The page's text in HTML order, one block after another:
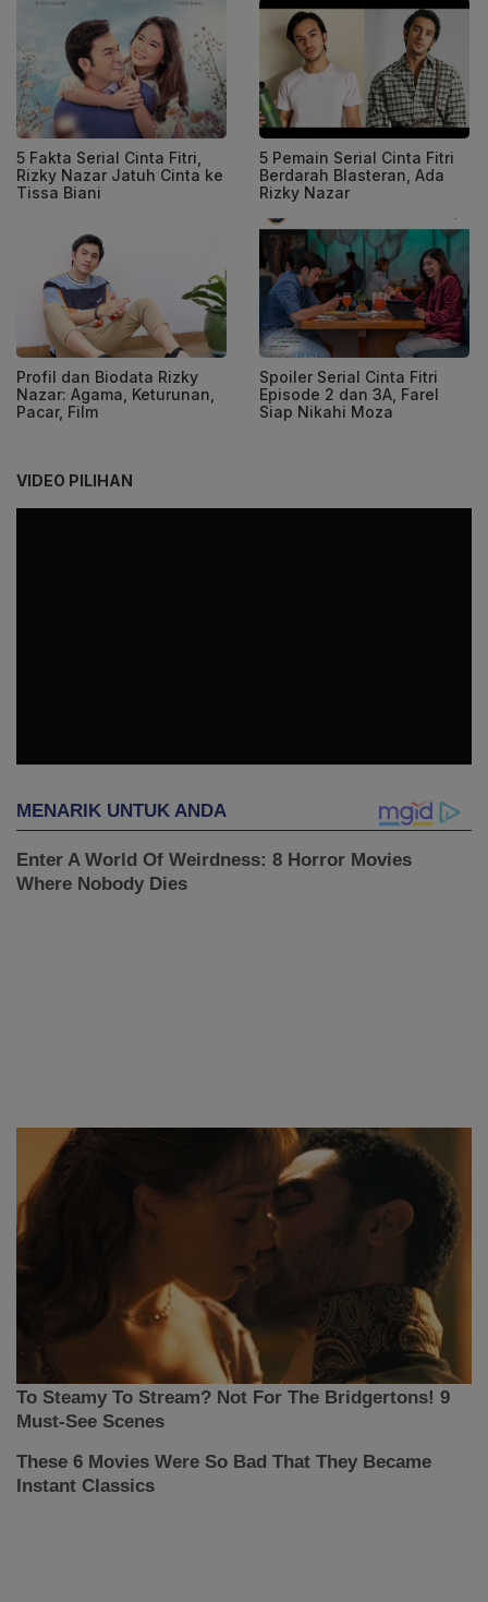
5 Fakta Serial Cinta Fitri,
Rizky Nazar Jatuh Cinta ke
Tissa Biani
5 Pemain Serial Cinta Fitri
Berdarah Blasteran, Ada
Rizky Nazar
Profil dan Biodata Rizky
Nazar: Agama, Keturunan,
Pacar, Film
Spoiler Serial Cinta Fitri
Episode 2 dan 3A, Farel
Siap Nikahi Moza
VIDEO PILIHAN